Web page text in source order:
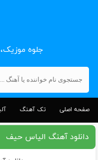
جلوه
صفحه اصلی تک آهنگ
دانلود آهنگ الیاس حیف